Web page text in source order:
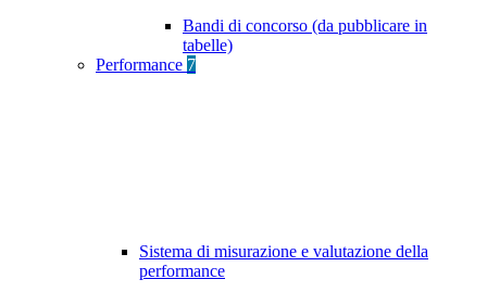
Bandi di concorso (da pubblicare in
tabelle)
Performance 7
Sistema di misurazione e valutazione della
performance